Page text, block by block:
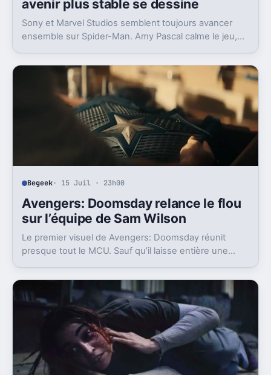
avenir plus stable se dessine
Sony et Marvel Studios semblent toujours avancer
ensemble sur Spider-Man. Amy Pascal calme le jeu,
Begeek· 15 Juil · 23h00
Avengers: Doomsday relance le flou
sur l’équipe de Sam Wilson
Le premier visuel de Avengers: Doomsday réunit
presque tout le MCU. Sauf qu’il laisse entière une
Wilson ?